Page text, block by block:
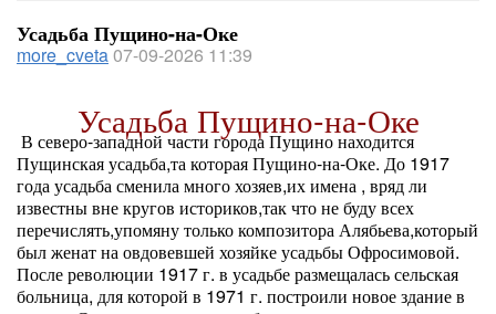
Усадьба Пущино-на-Оке
more_cveta07-09-2026 11:39
Усадьба Пущино-на-Оке
В северо-западной части города Пущино находится
Пущинская усадьба,та которая Пущино-на-Оке. До 1917
года усадьба сменила много хозяев,их имена , вряд ли
известны вне кругов историков,так что не буду всех
перечислять,упомяну только композитора Алябьева,который
был женат на овдовевшей хозяйке усадьбы Офросимовой.
После революции 1917 г. в усадьбе размещалась сельская
больница, для которой в 1971 г. построили новое здание в